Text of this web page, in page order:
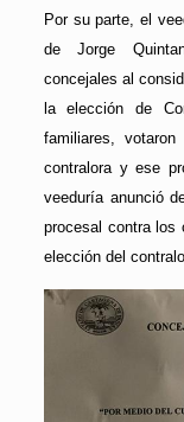
Por su parte, el
de Jorge
concejales al
la elección de
familiares,
contralora y ese
veeduría anunció
procesal contra los
elección del